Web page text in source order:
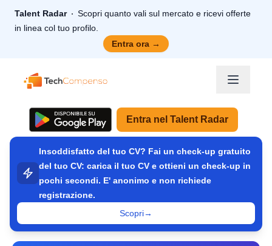
Talent Radar
Scopri quanto vali sul mercato e ricevi offerte
in linea col tuo profilo.
Entra ora →
TechCompenso
Entra nel Talent Radar
Insoddisfatto del tuo CV? Fai un check-up gratuito
del tuo CV: carica il tuo CV e ottieni un check-up in
pochi secondi. E' anonimo e non richiede
registrazione.
Scopri→